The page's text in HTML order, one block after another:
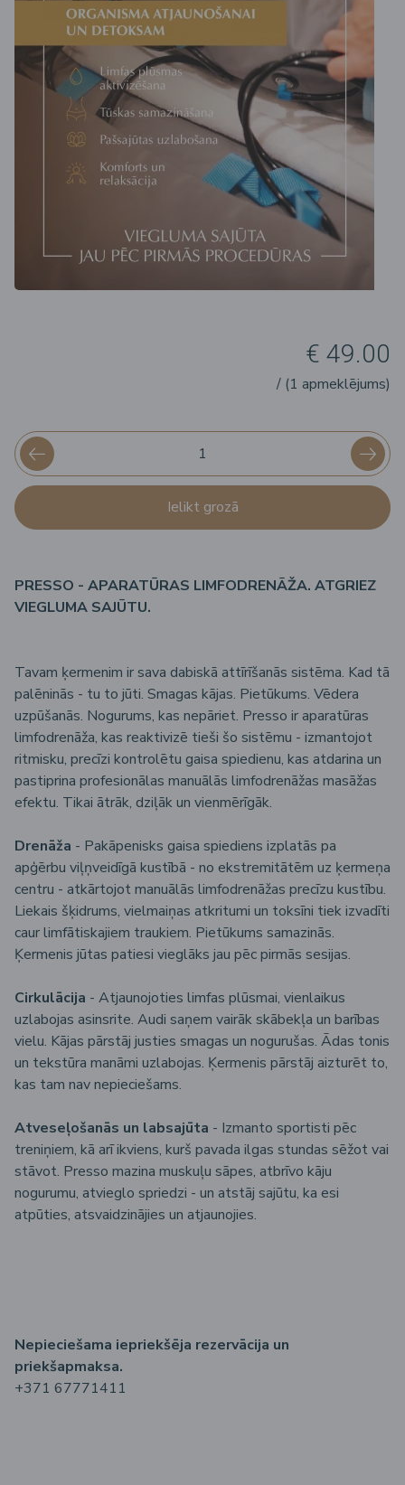
€ 49.00
/ (1 apmeklējums)
Ielikt grozā
PRESSO - APARATŪRAS LIMFODRENĀŽA. ATGRIEZ
VIEGLUMA SAJŪTU.
Tavam ķermenim ir sava dabiskā attīrīšanās sistēma. Kad tā
palēninās - tu to jūti. Smagas kājas. Pietūkums. Vēdera
uzpūšanās. Nogurums, kas nepāriet. Presso ir aparatūras
limfodrenāža, kas reaktivizē tieši šo sistēmu - izmantojot
ritmisku, precīzi kontrolētu gaisa spiedienu, kas atdarina un
pastiprina profesionālas manuālās limfodrenāžas masāžas
efektu. Tikai ātrāk, dziļāk un vienmērīgāk.
Drenāža - Pakāpenisks gaisa spiediens izplatās pa
apģērbu viļņveidīgā kustībā - no ekstremitātēm uz ķermeņa
centru - atkārtojot manuālās limfodrenāžas precīzu kustību.
Liekais šķidrums, vielmaiņas atkritumi un toksīni tiek izvadīti
caur limfātiskajiem traukiem. Pietūkums samazinās.
Ķermenis jūtas patiesi vieglāks jau pēc pirmās sesijas.
Cirkulācija - Atjaunojoties limfas plūsmai, vienlaikus
uzlabojas asinsrite. Audi saņem vairāk skābekļa un barības
vielu. Kājas pārstāj justies smagas un nogurušas. Ādas tonis
un tekstūra manāmi uzlabojas. Ķermenis pārstāj aizturēt to,
kas tam nav nepieciešams.
Atveseļošanās un labsajūta - Izmanto sportisti pēc
treniņiem, kā arī ikviens, kurš pavada ilgas stundas sēžot vai
stāvot. Presso mazina muskuļu sāpes, atbrīvo kāju
nogurumu, atvieglo spriedzi - un atstāj sajūtu, ka esi
atpūties, atsvaidzinājies un atjaunojies.
Nepieciešama iepriekšēja rezervācija un
priekšapmaksa.
+371 67771411